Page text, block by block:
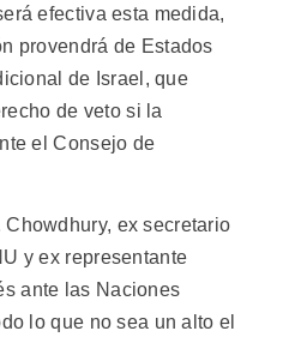
efectiva esta medida,
provendrá de Estados
de Israel, que
de veto si la
el Consejo de
ex secretario
y ex representante
ante las Naciones
lo que no sea un alto el